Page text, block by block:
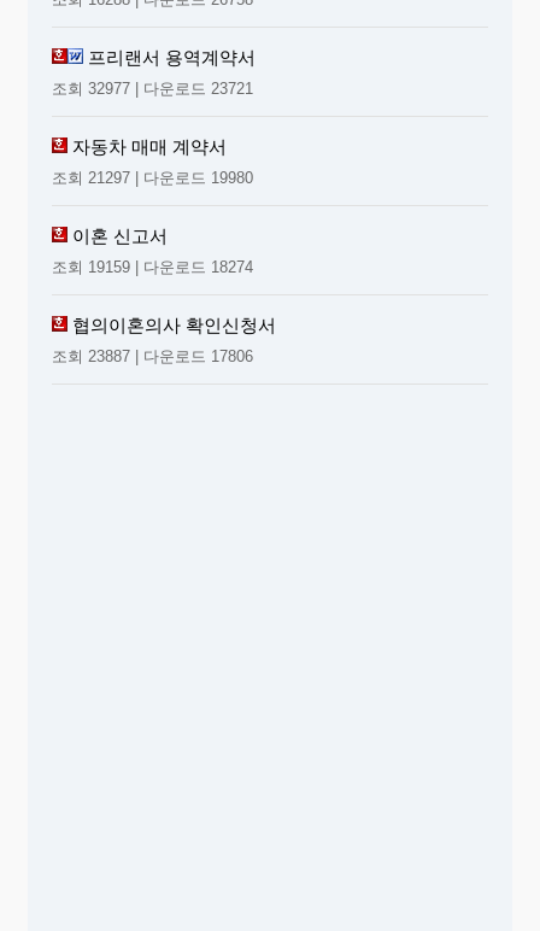
프리랜서 용역계약서
조회 32977 | 다운로드 23721
자동차 매매 계약서
조회 21297 | 다운로드 19980
이혼 신고서
조회 19159 | 다운로드 18274
협의이혼의사 확인신청서
조회 23887 | 다운로드 17806